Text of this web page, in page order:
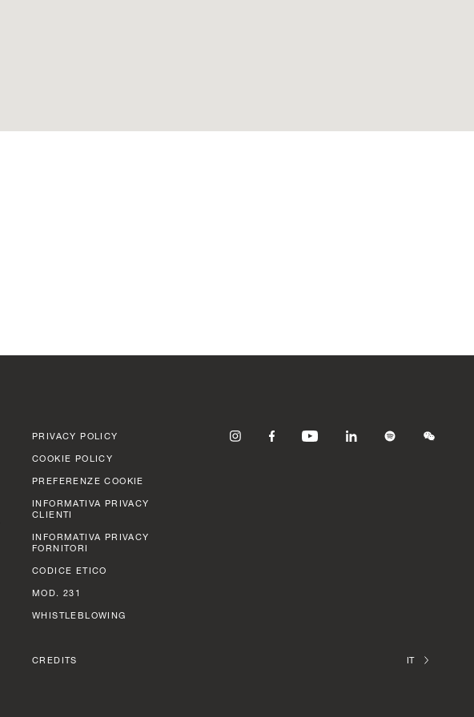
PRIVACY POLICY
COOKIE POLICY
PREFERENZE COOKIE
INFORMATIVA PRIVACY
CLIENTI
INFORMATIVA PRIVACY
FORNITORI
CODICE ETICO
MOD. 231
WHISTLEBLOWING
CREDITS IT